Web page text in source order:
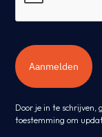
Aanmelden
Door je in te schrijven,
toestemming om